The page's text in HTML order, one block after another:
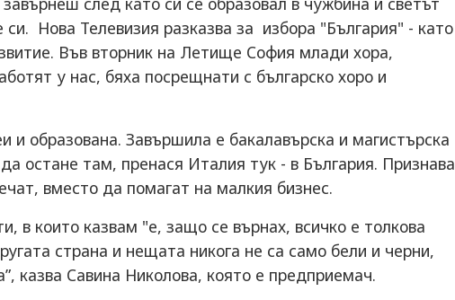
Нова Телевизия разказва за избора "България" - като
Във вторник на Летище София млади хора,
у нас, бяха посрещнати с българско хоро и
и образована. Завършила е бакалавърска и магистърска
остане там, пренася Италия тук - в България. Признава
вместо да помагат на малкия бизнес.
в които казвам "е, защо се върнах, всичко е толкова
страна и нещата никога не са само бели и черни,
казва Савина Николова, която е предприемач.